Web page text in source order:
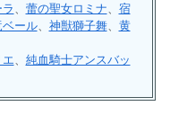
蕾の聖女ロミナ
宿
ベール、 神獣獅子舞、 黄
エ
純血騎士アンスバッ